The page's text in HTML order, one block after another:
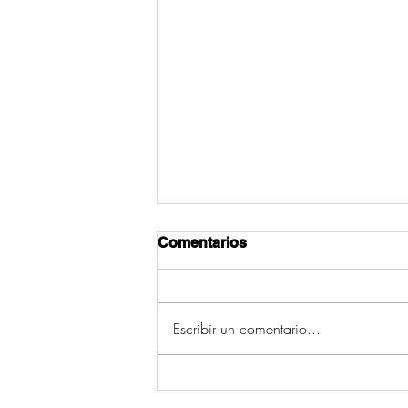
Comentarios
Escribir un comentario...